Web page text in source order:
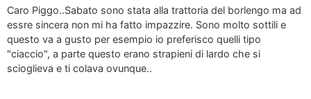
Caro Piggo..Sabato sono stata alla trattoria del borlengo ma ad
essre sincera non mi ha fatto impazzire. Sono molto sottili e
questo va a gusto per esempio io preferisco quelli tipo
"ciaccio", a parte questo erano strapieni di lardo che si
scioglieva e ti colava ovunque..